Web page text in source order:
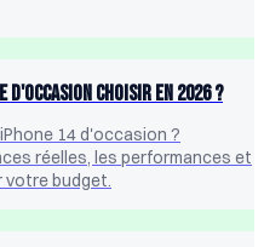
d'occasion choisir en 2026 ?
14 d'occasion ?
réelles, les performances et
votre budget.